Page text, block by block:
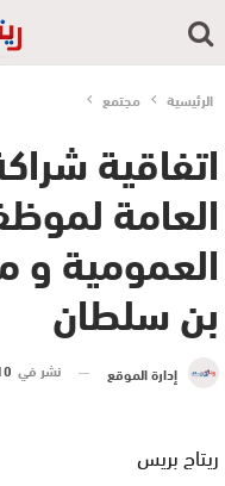
الرئيسية مجتمع
اتفاقية
العامة
العمومية و
بن سلطان
إدارة الموقع نشر في 10 أبريل 2025
ريتاج بريس